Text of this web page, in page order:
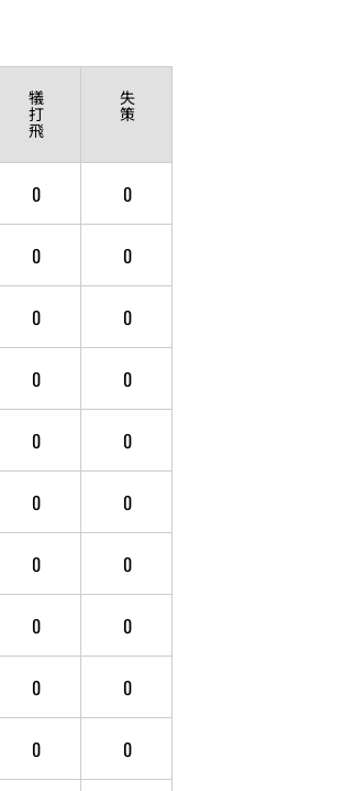
犠
打
飛
失
策
0 0
0 0
0 0
0 0
0 0
0 0
0 0
0 0
0 0
0 0